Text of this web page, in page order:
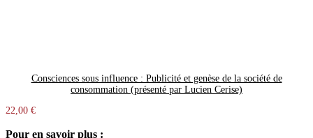
Consciences sous influence : Publicité et genèse de la société de
consommation (présenté par Lucien Cerise)
22,00 €
Pour en savoir plus :